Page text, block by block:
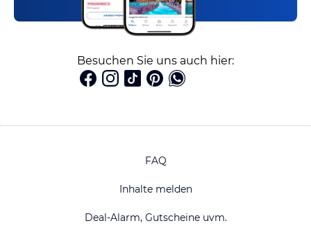
Besuchen Sie uns auch hier:
FAQ
Inhalte melden
Deal-Alarm, Gutscheine uvm.